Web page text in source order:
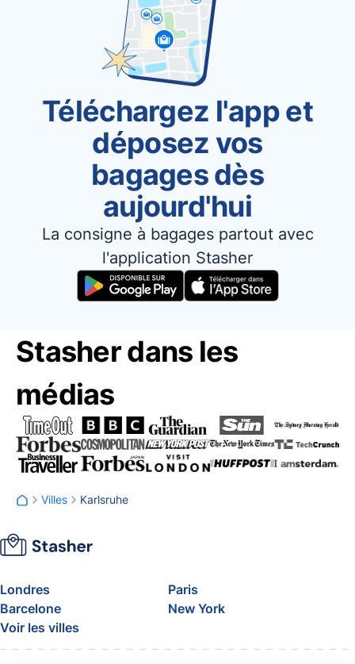
Téléchargez l'app et
déposez vos
bagages dès
aujourd'hui
La consigne à bagages partout avec
l'application Stasher
Stasher dans les
médias
Villes Karlsruhe
Londres
Paris
Barcelone
New York
Voir les villes